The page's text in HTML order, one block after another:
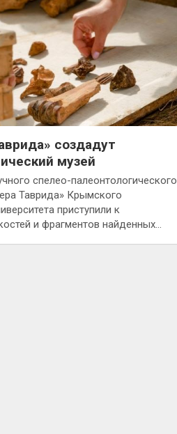
создадут
музей
спелео-палеонтологического
Таврида» Крымского
приступили к
и фрагментов найденных…